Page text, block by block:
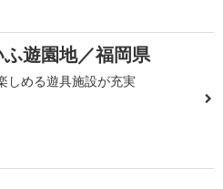
遊園地／福岡県
しめる遊具施設が充実